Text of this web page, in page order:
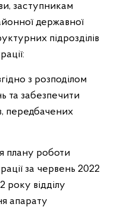
заступникам
державної
підрозділів
з розподілом
та забезпечити
передбачених
плану роботи
за червень 2022
року відділу
апарату